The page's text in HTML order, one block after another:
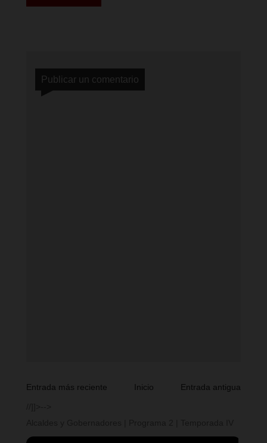
Publicar un comentario
Entrada más reciente Entrada antigua
Inicio